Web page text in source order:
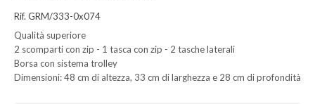
Rif. GRM/333-0x074
Qualità superiore
2 scomparti con zip - 1 tasca con zip - 2 tasche laterali
Borsa con sistema trolley
Dimensioni: 48 cm di altezza, 33 cm di larghezza e 28 cm di profondità